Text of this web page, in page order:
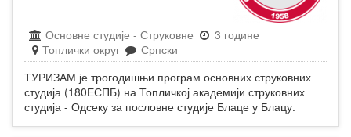
Основне студије - Струковне
3 године
Топлички округ
Српски
ТУРИЗАМ је трогодишњи програм основних струковних
студија (180ЕСПБ) на Топличкој академији струковних
студија - Одсеку за пословне студије Блаце у Блацу.